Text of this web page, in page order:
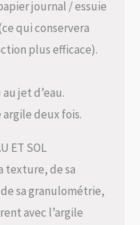
journal / essuie
qui conservera
plus efficace).
jet d’eau.
deux fois.
ET SOL
texture, de sa
sa granulométrie,
avec l’argile